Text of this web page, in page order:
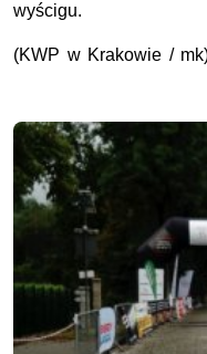
wyścigu.
(KWP w Krakowie /